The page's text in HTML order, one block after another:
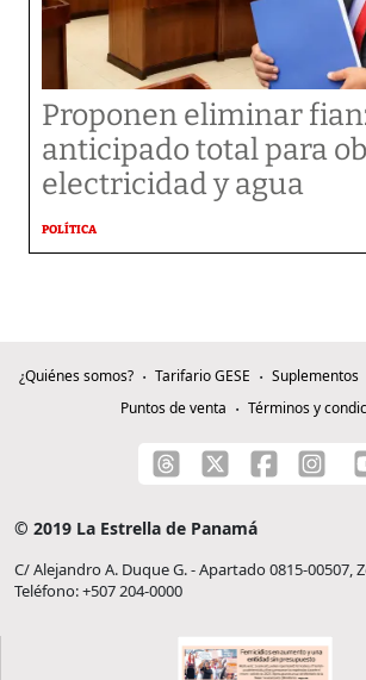
Proponen eliminar
anticipado total para
electricidad y agua
POLÍTICA
¿Quiénes somos? Tarifario GESE Suplementos
Puntos de venta
Términos y
© 2019 La Estrella de Panamá
C/ Alejandro A. Duque G. - Apartado 0815-00507,
Teléfono: +507 204-0000